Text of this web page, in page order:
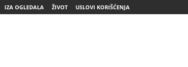
IZA OGLEDALA ŽIVOT USLOVI KORIŠĆENJA